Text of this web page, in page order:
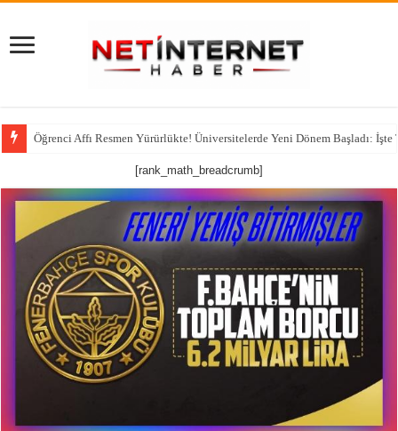
Öğrenci Affı Resmen Yürürlükte! Üniversitelerde Yeni Dönem Başladı: İşte
[rank_math_breadcrumb]